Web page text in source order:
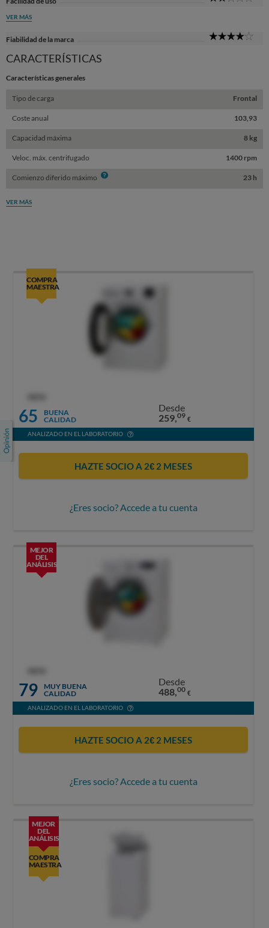
VER MÁS
Fiabilidad de la marca
CARACTERÍSTICAS
Características generales
Tipo de carga Frontal
Coste anual 103,93
Capacidad máxima 8 kg
Veloc. máx. centrifugado 1400 rpm
Comienzo diferido máximo Info 23 h
VER MÁS
COMPRA
MAESTRA
65
BUENA
CALIDAD
Desde
259,09 €
ANALIZADO EN EL LABORATORIO
HAZTE SOCIO A 2€ 2 MESES
¿Eres socio? Accede a tu cuenta
MEJOR
DEL
ANÁLISIS
79
MUY BUENA
CALIDAD
Desde
488,00 €
ANALIZADO EN EL LABORATORIO
HAZTE SOCIO A 2€ 2 MESES
¿Eres socio? Accede a tu cuenta
MEJOR
DEL
ANÁLISIS
COMPRA
MAESTRA